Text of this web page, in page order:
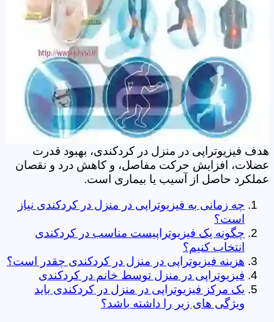
هدف فیزیوتراپی در منزل در کردکندی، بهبود قدرت
عضلات، افزایش حرکت مفاصل، و کاهش درد و نقصان
عملکرد حاصل از آسیب یا بیماری است.
چه زمانی به فیزیوتراپی در منزل در کردکندی نیاز
است؟
چگونه یک فیزیوتراپیست مناسب در کردکندی
انتخاب کنیم؟
هزینه فیزیوتراپی در منزل در کردکندی چقدر است؟
فیزیوتراپی در منزل توسط خانم در کردکندی
یک مرکز فیزیوتراپی در منزل در کردکندی باید
ویژگی های زیر را داشته باشد؟